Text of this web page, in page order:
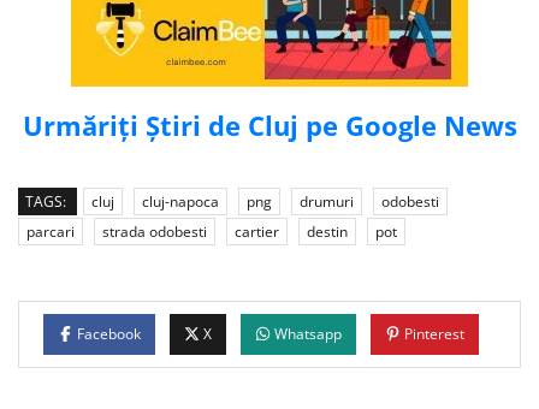
Urmăriți Știri de Cluj pe Google News
TAGS: cluj cluj-napoca png drumuri
odobesti
parcari
strada odobesti cartier destin pot
Facebook X Whatsapp Pinterest